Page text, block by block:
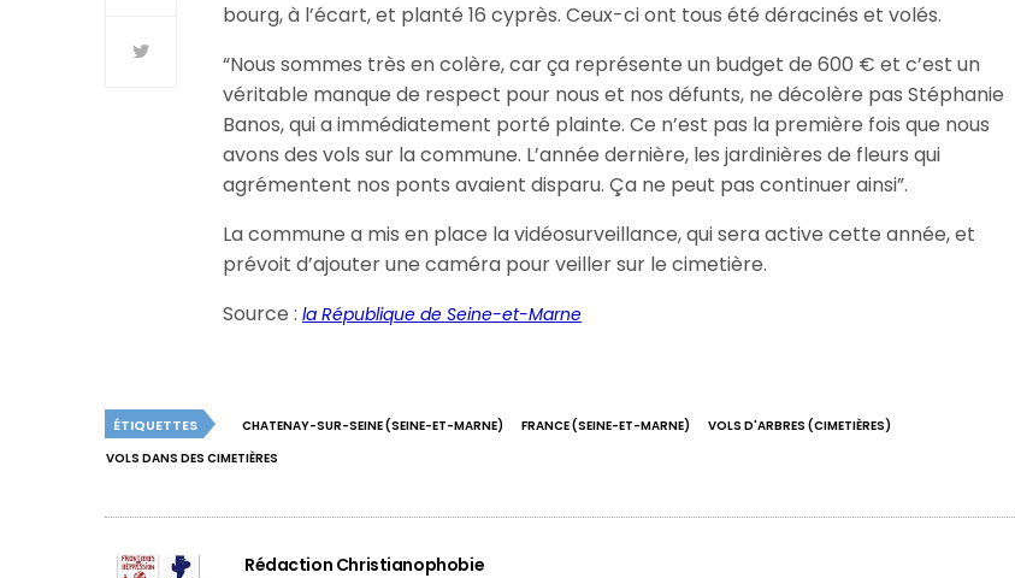
bourg, à l’écart, et planté 16 cyprès. Ceux-ci ont tous été déracinés et volés.
“Nous sommes très en colère, car ça représente un budget de 600 € et c’est un
véritable manque de respect pour nous et nos défunts, ne décolère pas Stéphanie
Banos, qui a immédiatement porté plainte. Ce n’est pas la première fois que nous
avons des vols sur la commune. L’année dernière, les jardinières de fleurs qui
agrémentent nos ponts avaient disparu. Ça ne peut pas continuer ainsi”.
La commune a mis en place la vidéosurveillance, qui sera active cette année, et
prévoit d’ajouter une caméra pour veiller sur le cimetière.
Source :la République de Seine-et-Marne
ÉTIQUETTES CHATENAY-SUR-SEINE (SEINE-ET-MARNE) FRANCE (SEINE-ET-MARNE)
VOLS D'ARBRES (CIMETIÈRES)
VOLS DANS DES CIMETIÈRES
Rédaction Christianophobie